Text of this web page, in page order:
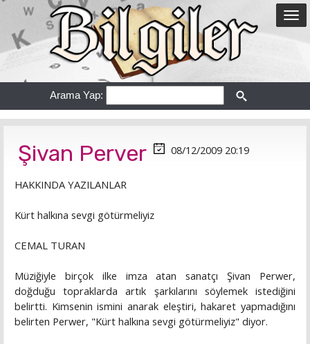
Arama Yap:
Şivan Perver 08/12/2009 20:19
HAKKINDA YAZILANLAR
Kürt halkına sevgi götürmeliyiz
CEMAL TURAN
Müziğiyle birçok ilke imza atan sanatçı Şivan Perwer,
doğduğu topraklarda artık şarkılarını söylemek istediğini
belirtti. Kimsenin ismini anarak eleştiri, hakaret yapmadığını
belirten Perwer, "Kürt halkına sevgi götürmeliyiz" diyor.